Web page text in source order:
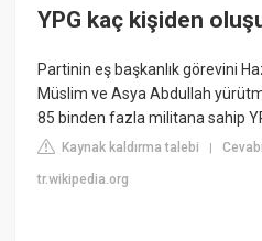
YPG kaç kişiden
Partinin eş başkanlık görevini
Müslim ve Asya Abdullah
85 binden fazla militana sahip
Kaynak kaldırma talebi |
tr.wikipedia.org